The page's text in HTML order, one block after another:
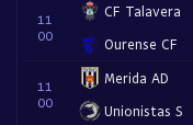
11
00
CF Talavera
Ourense CF
11
00
Merida AD
Unionistas S